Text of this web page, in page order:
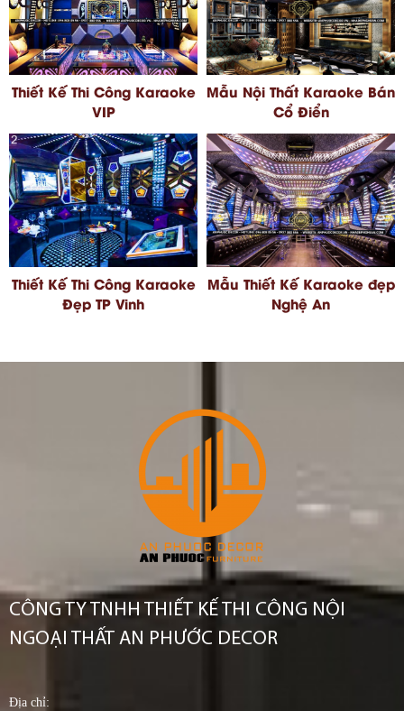
Thiết Kế Thi Công Karaoke
VIP
Mẫu Nội Thất Karaoke Bán
Cổ Điển
Thiết Kế Thi Công Karaoke
Đẹp TP Vinh
Mẫu Thiết Kế Karaoke đẹp
Nghệ An
CÔNG TY TNHH THIẾT KẾ THI CÔNG NỘI
NGOẠI THẤT AN PHƯỚC DECOR
Địa chỉ: